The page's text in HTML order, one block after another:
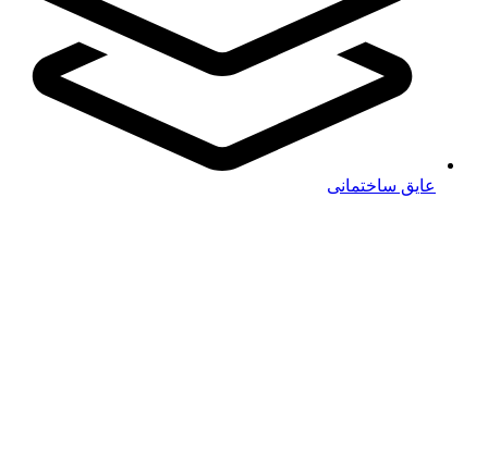
عایق ساختمانی